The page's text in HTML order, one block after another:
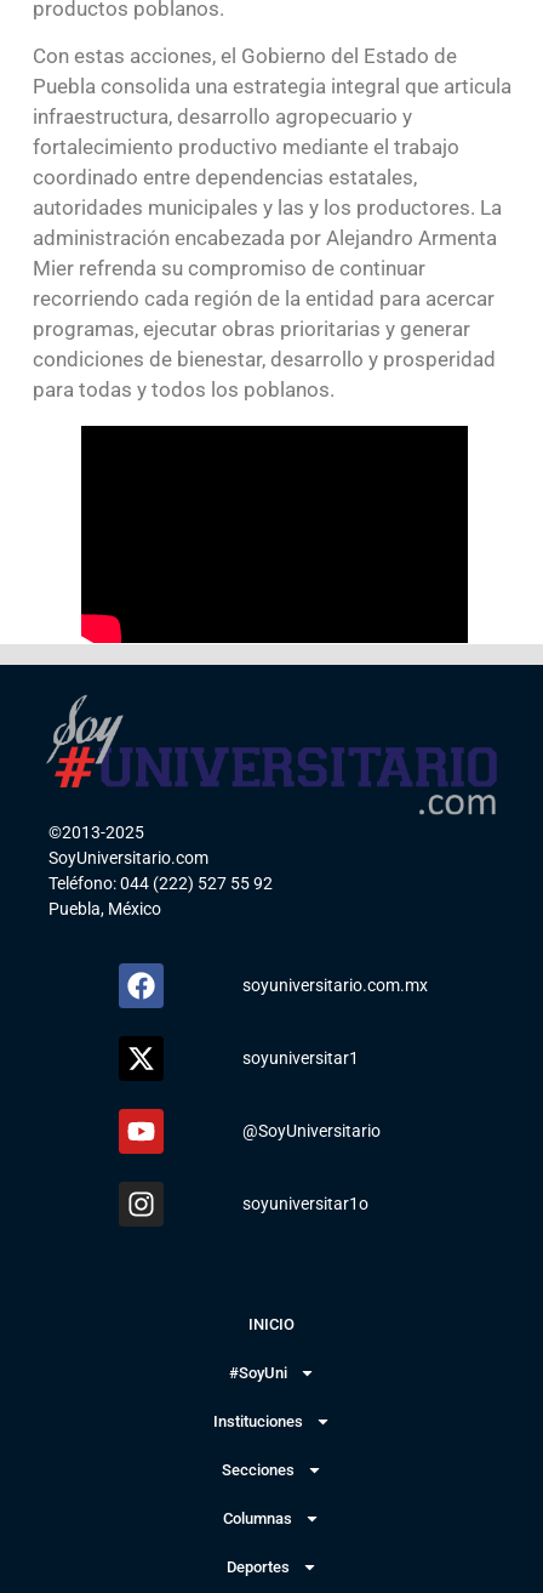
productos poblanos.
Con estas acciones, el Gobierno del Estado de
Puebla consolida una estrategia integral que articula
infraestructura, desarrollo agropecuario y
fortalecimiento productivo mediante el trabajo
coordinado entre dependencias estatales,
autoridades municipales y las y los productores. La
administración encabezada por Alejandro Armenta
Mier refrenda su compromiso de continuar
recorriendo cada región de la entidad para acercar
programas, ejecutar obras prioritarias y generar
condiciones de bienestar, desarrollo y prosperidad
para todas y todos los poblanos.
©2013-2025
SoyUniversitario.com
Teléfono: 044 (222) 527 55 92
Puebla, México
soyuniversitario.com.mx
soyuniversitar1
@SoyUniversitario
soyuniversitar1o
INICIO
#SoyUni
Instituciones
Secciones
Columnas
Deportes